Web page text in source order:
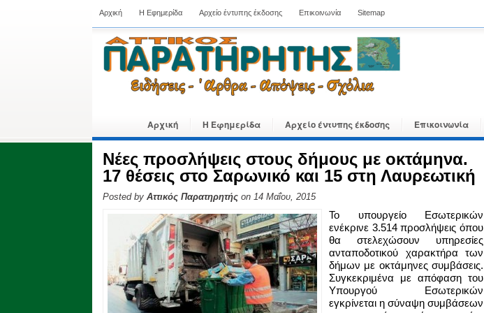
Αρχική Η Εφημερίδα Αρχείο έντυπης έκδοσης Επικοινωνία Sitemap
Αρχική Η Εφημερίδα Αρχείο έντυπης έκδοσης Επικοινωνία
Νέες προσλήψεις στους δήμους με οκτάμηνα.
17 θέσεις στο Σαρωνικό και 15 στη Λαυρεωτική
Posted by Αττικός Παρατηρητής on 14 Μαΐου, 2015
Το υπουργείο Εσωτερικών
ενέκρινε 3.514 προσλήψεις όπου
θα στελεχώσουν υπηρεσίες
ανταποδοτικού χαρακτήρα των
δήμων με οκτάμηνες συμβάσεις.
Συγκεκριμένα με απόφαση του
Υπουργού Εσωτερικών
εγκρίνεται η σύναψη συμβάσεων